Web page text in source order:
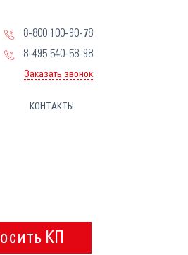
8-800 100-90-78
8-495 540-58-98
Заказать звонок
КОНТАКТЫ
КП